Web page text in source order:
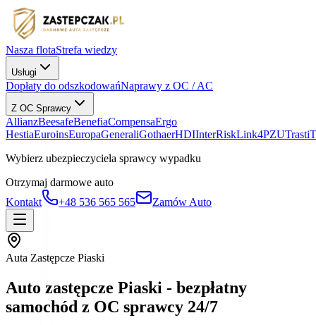
Nasza flotaStrefa wiedzy
Usługi
Dopłaty do odszkodowańNaprawy z OC / AC
Z OC Sprawcy
AllianzBeesafeBenefiaCompensaErgo
HestiaEuroinsEuropaGeneraliGothaerHDIInterRiskLink4PZUTrasti
Wybierz ubezpieczyciela sprawcy wypadku
Otrzymaj darmowe auto
Kontakt
+48 536 565 565 Zamów Auto
Auta Zastępcze Piaski
Auto zastępcze Piaski - bezpłatny
samochód z OC sprawcy 24/7